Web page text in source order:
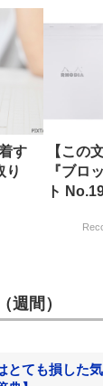
す
り
【この
『ブロ
ト
週間）
とても損した